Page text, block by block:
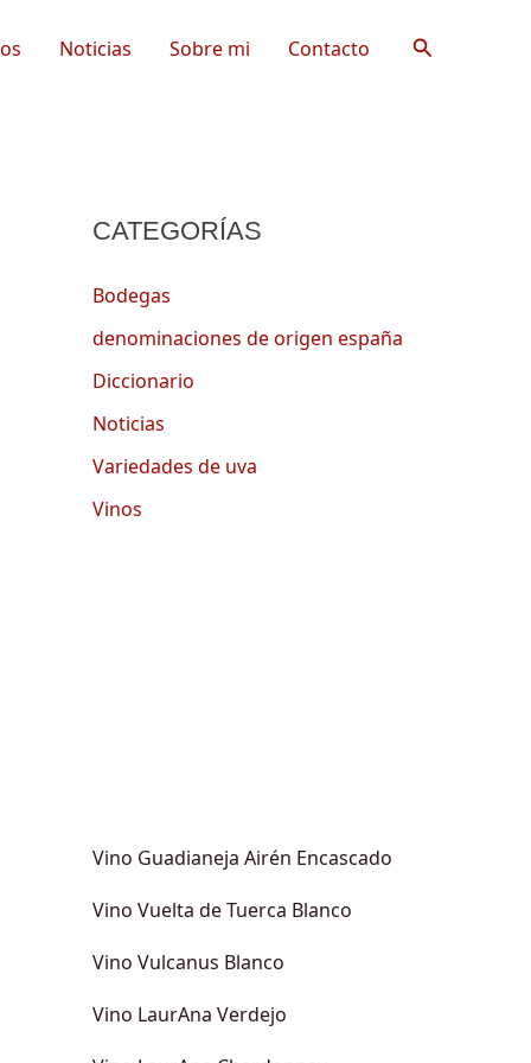
Noticias Sobre mi Contacto Buscar
CATEGORÍAS
Bodegas
denominaciones de origen españa
Diccionario
Noticias
Variedades de uva
Vinos
Vino Guadianeja Airén Encascado
Vino Vuelta de Tuerca Blanco
Vino Vulcanus Blanco
Vino LaurAna Verdejo